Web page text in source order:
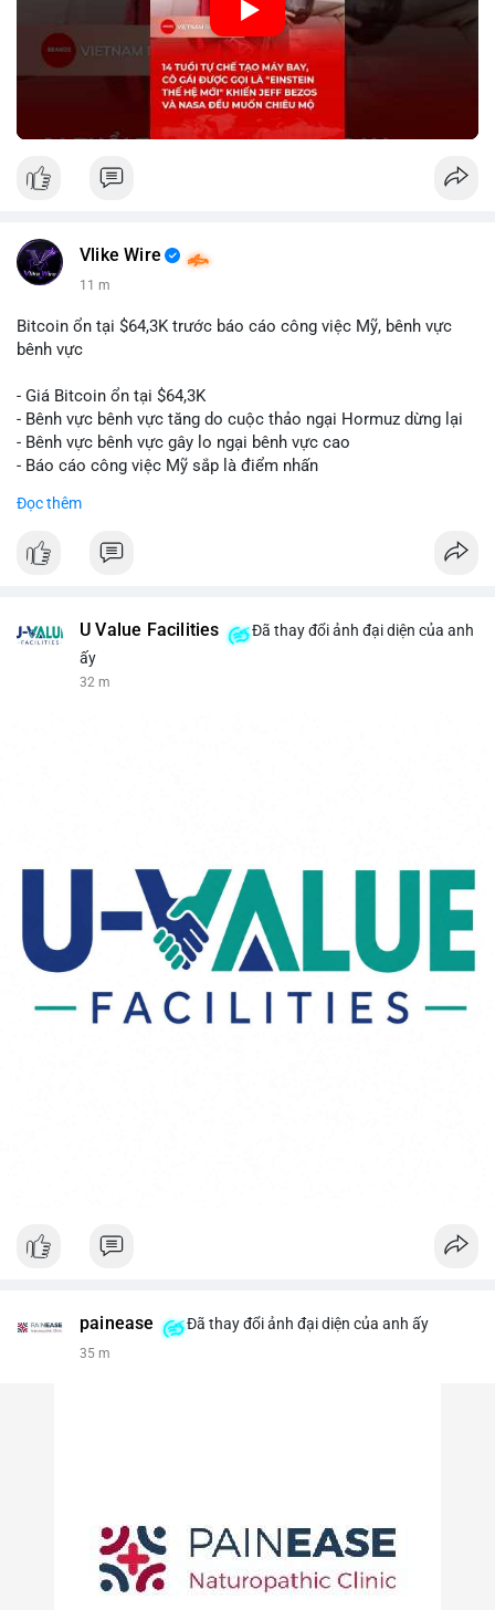
dụng trong các lĩnh vực số hóa.
🎥 Xem video trực tiếp tại:
Nguồn: KIEN THUC KINH TE
Vlike Wire
11 m
Bitcoin ổn tại $64,3K trước báo cáo công việc Mỹ, bênh vực
bênh vực
- Giá Bitcoin ổn tại $64,3K
- Bênh vực bênh vực tăng do cuộc thảo ngại Hormuz dừng lại
- Bênh vực bênh vực gây lo ngại bênh vực cao
- Báo cáo công việc Mỹ sắp là điểm nhấn
$btc#btc
#vlikevn #titanbot
Đọc thêm
U Value Facilities
Đã thay đổi ảnh đại diện của anh
ấy
32 m
painease Đã thay đổi ảnh đại diện của anh ấy
35 m